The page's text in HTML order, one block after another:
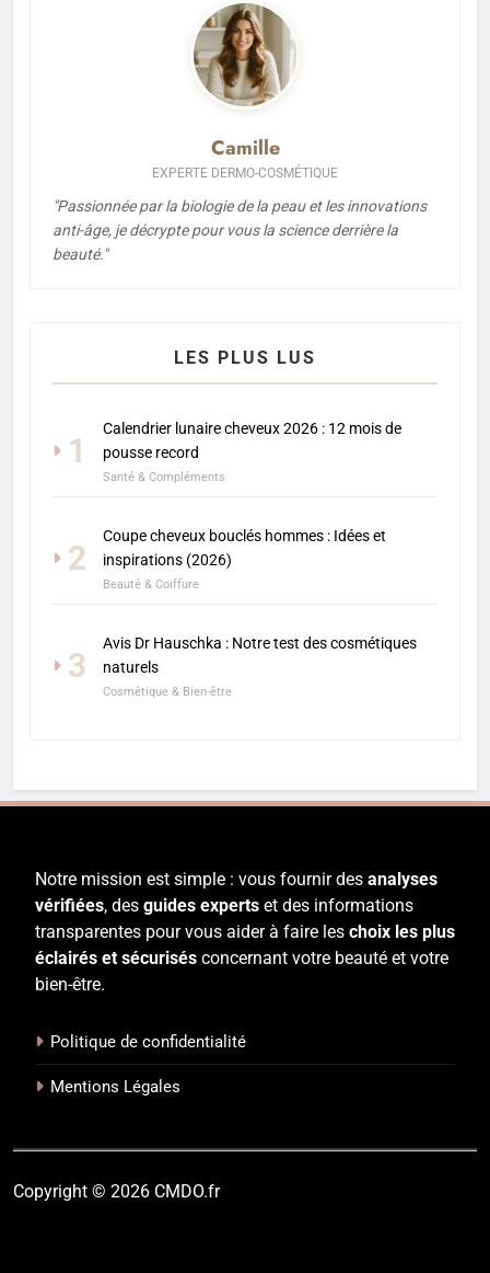
Camille
EXPERTE DERMO-COSMÉTIQUE
"Passionnée par la biologie de la peau et les innovations
anti-âge, je décrypte pour vous la science derrière la
beauté."
LES PLUS LUS
1
Calendrier lunaire cheveux 2026 : 12 mois de
pousse record
Santé & Compléments
2
Coupe cheveux bouclés hommes : Idées et
inspirations (2026)
Beauté & Coiffure
3
Avis Dr Hauschka : Notre test des cosmétiques
naturels
Cosmétique & Bien-être
Notre mission est simple : vous fournir des analyses
vérifiées, des guides experts et des informations
transparentes pour vous aider à faire les choix les plus
éclairés et sécurisés concernant votre beauté et votre
bien-être.
Politique de confidentialité
Mentions Légales
Copyright © 2026 CMDO.fr